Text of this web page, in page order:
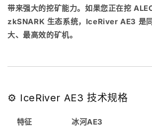
带来强大的挖矿能力。如果您正在挖
zkSNARK 生态系统，IceRiver AE3 是
大、最高效的矿机。
⚙️ IceRiver AE3 技术规格
特征
冰河AE3